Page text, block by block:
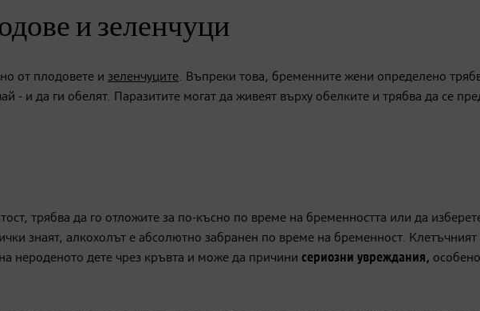
и зеленчуци
от плодовете и зеленчуците. Въпреки това, бременните жени определено
- и да ги обелят. Паразитите могат да живеят върху обелките и трябва да се
трябва да го отложите за по-късно по време на бременността или да
знаят, алкохолът е абсолютно забранен по време на бременност. Клетъчният
нероденото дете чрез кръвта и може да причини сериозни увреждания,